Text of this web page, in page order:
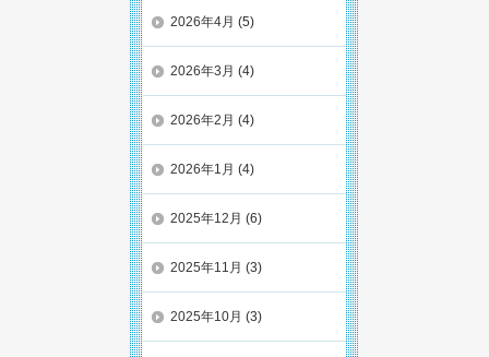
2026年4月 (5)
2026年3月 (4)
2026年2月 (4)
2026年1月 (4)
2025年12月 (6)
2025年11月 (3)
2025年10月 (3)